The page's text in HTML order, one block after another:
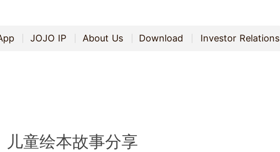
JOJO IP
About Us
Download
Investor Relations
儿童绘本故事分享